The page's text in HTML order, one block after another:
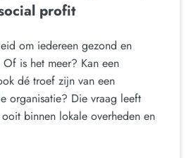
profit
om iedereen gezond en
is het meer? Kan een
dé troef zijn van een
organisatie? Die vraag leeft
binnen lokale overheden en